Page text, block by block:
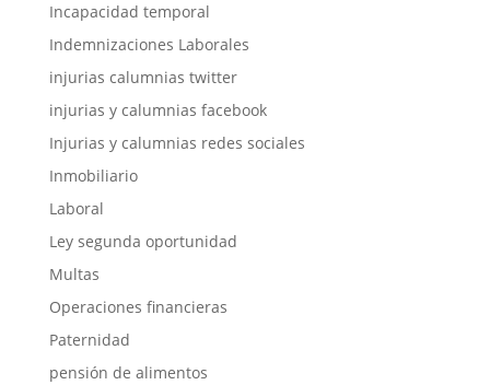
Incapacidad temporal
Indemnizaciones Laborales
injurias calumnias twitter
injurias y calumnias facebook
Injurias y calumnias redes sociales
Inmobiliario
Laboral
Ley segunda oportunidad
Multas
Operaciones financieras
Paternidad
pensión de alimentos